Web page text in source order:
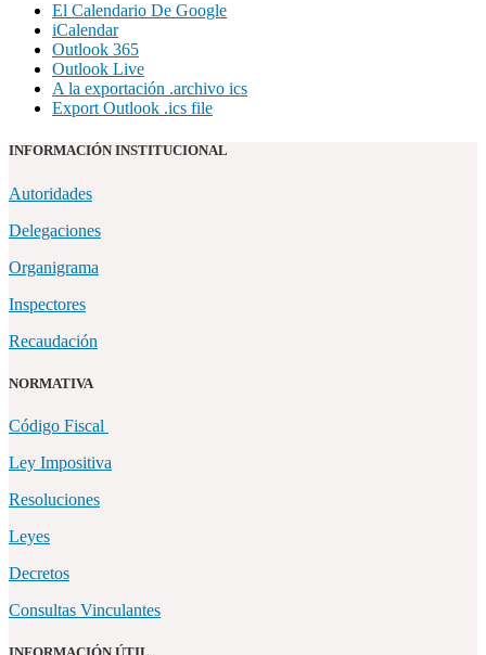
El Calendario De Google
iCalendar
Outlook 365
Outlook Live
A la exportación .archivo ics
Export Outlook .ics file
INFORMACIÓN INSTITUCIONAL
Autoridades
Delegaciones
Organigrama
Inspectores
Recaudación
NORMATIVA
Código Fiscal
Ley Impositiva
Resoluciones
Leyes
Decretos
Consultas Vinculantes